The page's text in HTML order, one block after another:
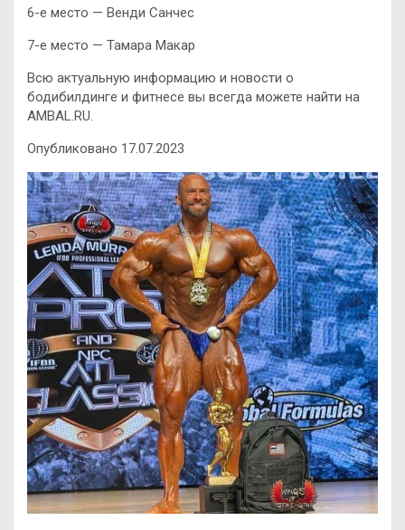
6-е место — Венди Санчес
7-е место — Тамара Макар
Всю актуальную информацию и новости о
бодибилдинге и фитнесе вы всегда можете найти на
AMBAL.RU.
Опубликовано 17.07.2023